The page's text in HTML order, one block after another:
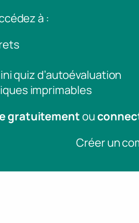
à :
quiz d’autoévaluation
imprimables
gratuitement ou
Créer un